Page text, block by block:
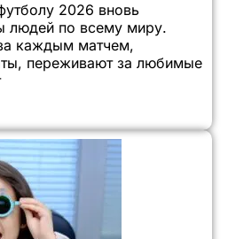
2026 вновь
людей по всему миру.
каждым матчем,
переживают за любимые